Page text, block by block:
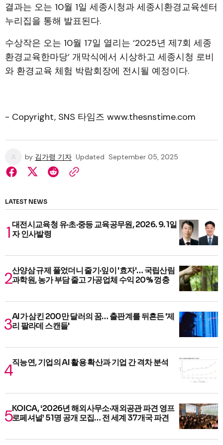
결과는 오는 10월 1일 세종시청과 세종시환경교육센터
누리집을 통해 발표된다.
수상작은 오는 10월 17일 열리는 ‘2025년 제7회 세종
환경교육한마당’ 개막식에서 시상하고 세종시청 로비
와 환경교육 체험 박람회장에 전시될 예정이다.
- Copyright, SNS 타임즈 www.thesnstime.com
by 김가령 기자 Updated September 05, 2025
LATEST NEWS
대전시교육청 유·초·중등 교육공무원, 2026. 9. 1일
자 인사발령
산양삼 규제 풀었더니 줄기·잎이 '효자'… 국립산림
과학원, 농가 부담 줄고 가공업체 수익 20% 껑충
AI가 삼킨 200만 달러의 꿈… 출판계를 뒤흔든 '제
리 팔라데 스캔들'
직능연, 기업의 AI 활용 확산과 기업 간 격차 분석
KOICA, ‘2026년 해외사무소·재외공관 파견 영프
로페셔널’ 51명 공개 모집… 전 세계 37개국 파견